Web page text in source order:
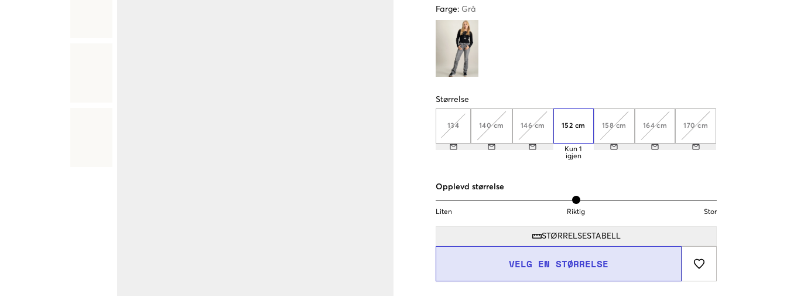
Farge: Grå
Størrelse
134 140 cm 146 cm 152 cm
Kun 1
igjen
158 cm 164 cm 170 cm
Opplevd størrelse
Liten Riktig Stor
STØRRELSESTABELL
VELG EN STØRRELSE